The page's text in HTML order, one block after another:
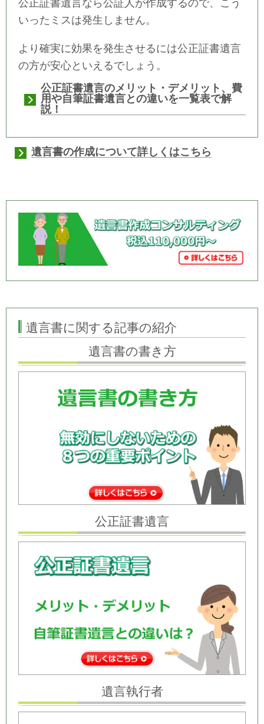
公正証書遺言なら公証人が作成するので、こう
いったミスは発生しません。
より確実に効果を発生させるには公正証書遺言
の方が安心といえるでしょう。
公正証書遺言のメリット・デメリット、費
用や自筆証書遺言との違いを一覧表で解
説！
遺言書の作成について詳しくはこちら
遺言書に関する記事の紹介
遺言書の書き方
公正証書遺言
遺言執行者